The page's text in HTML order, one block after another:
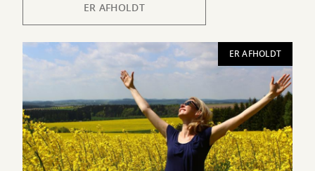
ER AFHOLDT
ER AFHOLDT